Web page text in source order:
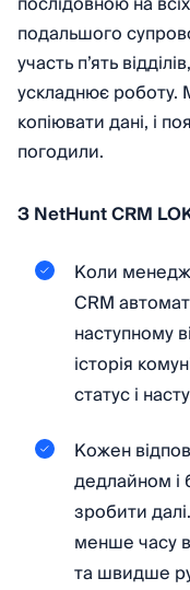
подальшого
участь п’ять
ускладнює
копіювати дані, і
погодили.
З NetHunt CRM
Коли
CRM
наступному
історія
статус і
Кожен
дедлайном і
зробити
менше часу
та швидше